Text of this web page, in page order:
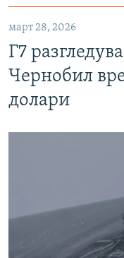
март 28, 2026
Г7
Чернобил
долари